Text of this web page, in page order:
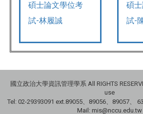
碩士論文學位考
試-林履誠
碩
試-
國立政治大學資訊管理學系 All RIGHTS
use
Tel: 02-29393091 ext.89055、89056、89057、
Mail: mis@nccu.edu.tw